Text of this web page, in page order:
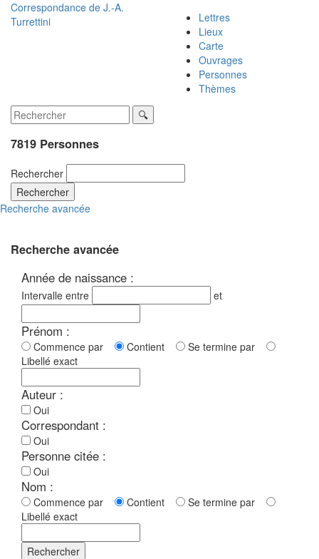
Correspondance de J.-A.
Turrettini
Lettres
Lieux
Carte
Ouvrages
Personnes
Thèmes
7819 Personnes
Rechercher
Rechercher
Recherche avancée
Recherche avancée
Année de naissance :
Intervalle entre et
Prénom :
Commence par Contient
Se termine par
Libellé exact
Auteur :
Oui
Correspondant :
Oui
Personne citée :
Oui
Nom :
Commence par Contient
Se termine par
Libellé exact
Rechercher